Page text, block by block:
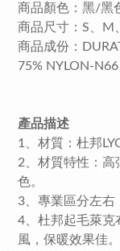
商品顏色： 黑/黑
商品尺寸：S、M
商品成份：
75% NYLON-
產品描述
1、材質：杜邦
2、材質特性：高
色。
3、專業區分左右
4、杜邦起毛萊克
風，保暖效果佳